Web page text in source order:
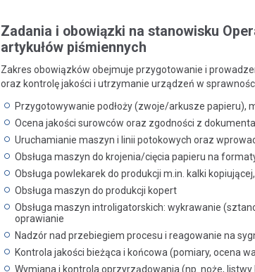
Zadania i obowiązki na stanowisku
artykułów piśmiennych
Zakres obowiązków obejmuje przygotowanie i
oraz kontrolę jakości i utrzymanie urządzeń w
Przygotowywanie podłoży (zwoje/arkusze papieru),
Ocena jakości surowców oraz zgodności z
Uruchamianie maszyn i linii potokowych oraz
Obsługa maszyn do krojenia/cięcia papieru na
Obsługa powlekarek do produkcji m.in. kalki
Obsługa maszyn do produkcji kopert
Obsługa maszyn introligatorskich: wykrawanie
oprawianie
Nadzór nad przebiegiem procesu i reagowanie na
Kontrola jakości bieżąca i końcowa (pomiary, ocena
Wymiana i kontrola oprzyrządowania (np. noże,